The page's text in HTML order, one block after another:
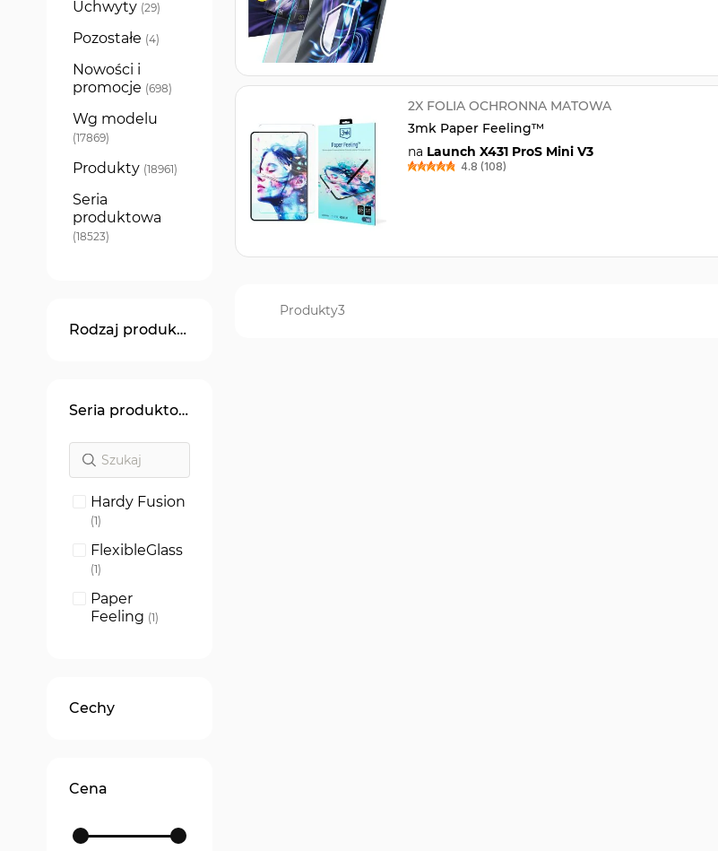
2X FOLIA OCHRONNA MATOWA
3mk Paper Feeling™
na Launch X431 ProS Mini V3
4.8 (108)
Produkty3
Uchwyty 29
produkty
Pozostałe 4
produkty
Nowości i
promocje 698
produkty
Wg modelu
17869
produkty
Produkty 18961
produkty
Seria
produktowa
18523
produkty
Rodzaj produktu
Seria produktowa
Hardy Fusion
1
produkt
FlexibleGlass
1
produkt
Paper
Feeling 1
produkt
Cechy
Cena